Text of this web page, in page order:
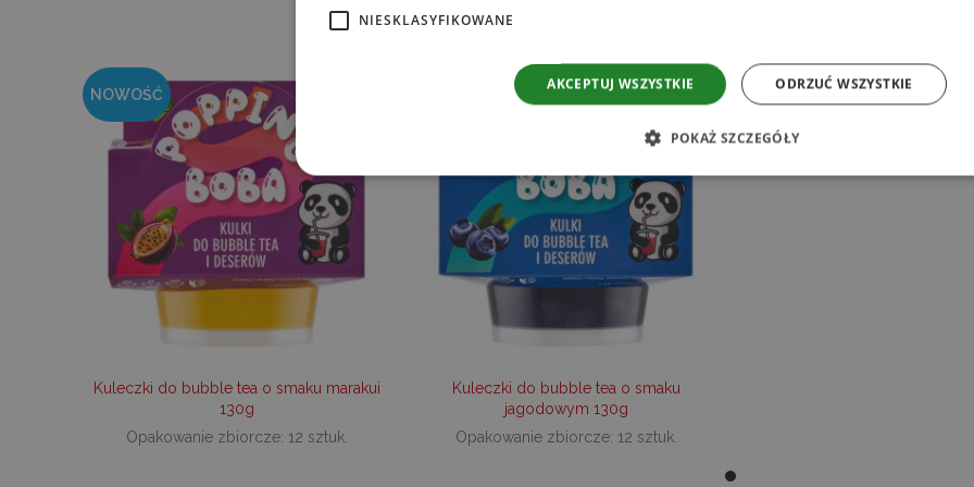
NOWOŚĆ
Kuleczki do bubble tea o smaku marakui
130g
Opakowanie zbiorcze: 12 sztuk.
Kuleczki do bubble tea o smaku
jagodowym 130g
Opakowanie zbiorcze: 12 sztuk.
NIESKLASYFIKOWANE
AKCEPTUJ WSZYSTKIE ODRZUĆ WSZYSTKIE
POKAŻ SZCZEGÓŁY
Niezbędne Wydajność Targetowanie
Niezbędne pliki cookie umożliwiają korzystanie z podstawowych funkcji strony internetowej, takich jak logowanie
kontem. Bez niezbędnych plików cookie nie można prawidłowo korzystać ze strony internetowej.
PROVIDER /
DOMENA
PRZECHOWYWANIA
.decare.pl 60 sekund
Analytics.